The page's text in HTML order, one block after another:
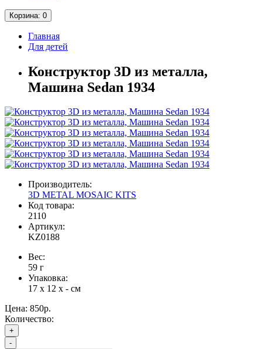
Корзина: 0
Главная
Для детей
Конструктор 3D из металла,
Машина Sedan 1934
Производитель:
3D METAL MOSAIC KITS
Код товара:
2110
Артикул:
KZ0188
Вес:
59 г
Упаковка:
17 x 12 x - см
Цена: 850р.
Количество:
+
-